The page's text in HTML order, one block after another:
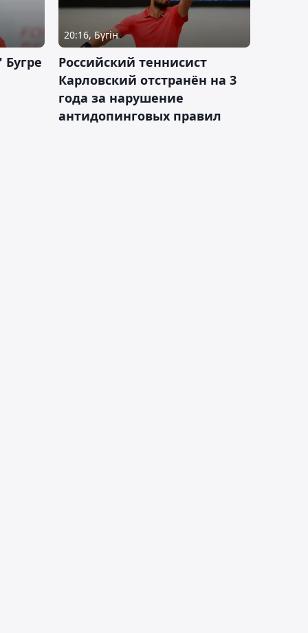
20:16, Бүгін
Российский теннисист
Карловский отстранён на 3
года за нарушение
антидопинговых правил